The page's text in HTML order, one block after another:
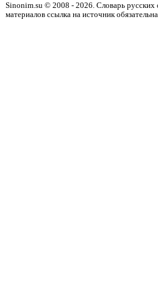
Sinonim.su © 2008 - 2026. Словарь
материалов ссылка на источник